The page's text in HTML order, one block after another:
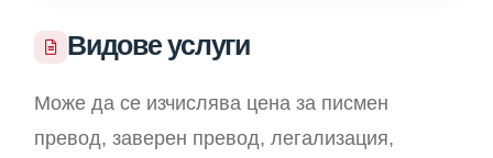
Видове услуги
Може да се изчислява цена за писмен
превод, заверен превод, легализация,